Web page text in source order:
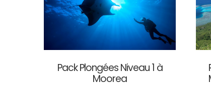
Pack Plongées Niveau 1 à
Moorea